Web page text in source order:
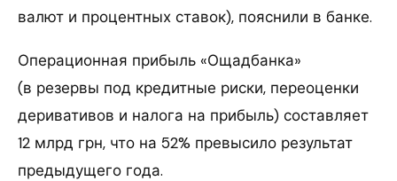
валют и процентных ставок), пояснили в банке.
Операционная прибыль «Ощадбанка»
(в резервы под кредитные риски, переоценки
деривативов и налога на прибыль) составляет
12 млрд грн, что на 52% превысило результат
предыдущего года.